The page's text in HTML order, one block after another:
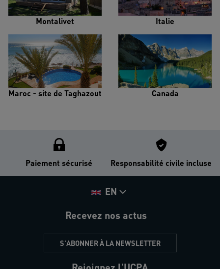
Montalivet Italie
Maroc - site de Taghazout Canada
Paiement sécurisé Responsabilité civile incluse
EN
Recevez nos actus
S'ABONNER À LA NEWSLETTER